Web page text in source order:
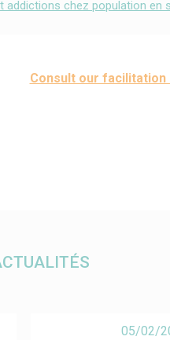
chez population en
Consult our
05/02/